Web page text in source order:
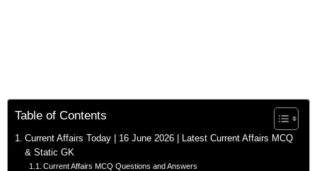
Table of Contents
Current Affairs Today | 16 June 2026 | Latest Current Affairs MCQ
& Static GK
Current Affairs MCQ Questions and Answers